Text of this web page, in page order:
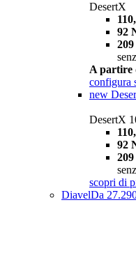
DesertX
92
A partire
configura
new
DesertX
92
scopri di
DiavelDa